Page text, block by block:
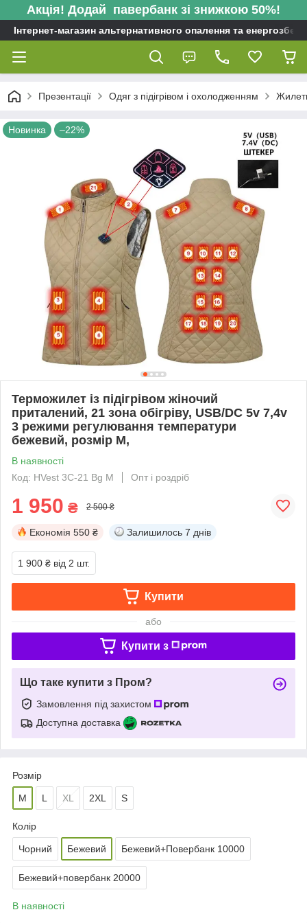
Акція! Додай павербанк зі знижкою 50%!
Інтернет-магазин альтернативного опалення та
Презентації Одяг з підігрівом і охолодженням
Новинка –22%
Терможилет із підігрівом жіночий
приталений, 21 зона обігріву, USB/DC 5v 7,4v
3 режими регулювання температури
бежевий, розмір M,
В наявності
Код: HVest 3C-21 Bg M
Опт і роздріб
1 950 ₴ 2 500 ₴
Економія 550 ₴ Залишилось 7 днів
1 900 ₴ від 2 шт.
Купити
або
Купити з
Що таке купити з Пром?
Замовлення під захистом
Доступна доставка
Розмір
M L XL 2XL S
Колір
Чорний Бежевий Бежевий+Повербанк 10000
Бежевий+повербанк 20000
В наявності